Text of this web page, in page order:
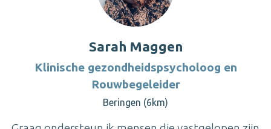
Sarah Maggen
Klinische gezondheidspsycholoog en
Rouwbegeleider
Beringen (6km)